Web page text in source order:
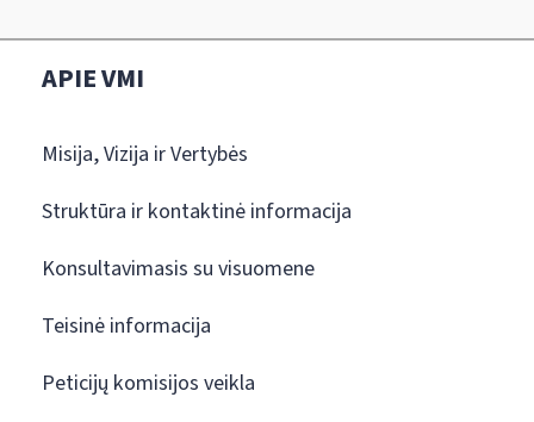
APIE VMI
Misija, Vizija ir Vertybės
Struktūra ir kontaktinė informacija
Konsultavimasis su visuomene
Teisinė informacija
Peticijų komisijos veikla